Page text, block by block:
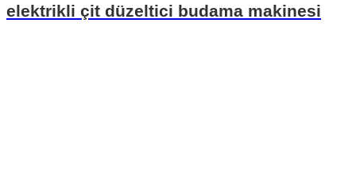
elektrikli çit düzeltici budama makinesi